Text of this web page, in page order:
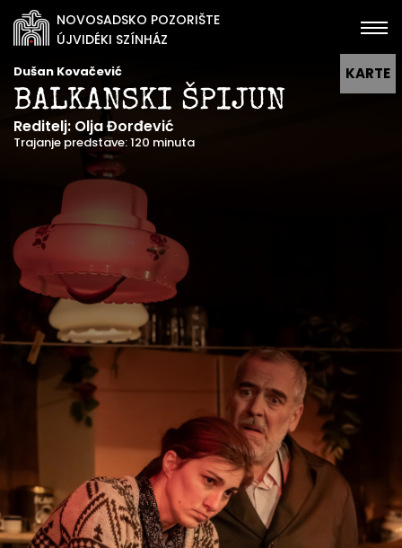
NOVOSADSKO POZORIŠTE
ÚJVIDÉKI SZÍNHÁZ
KARTE
Dušan Kovačević
BALKANSKI ŠPIJUN
Reditelj: Olja Đorđević
Trajanje predstave: 120 minuta